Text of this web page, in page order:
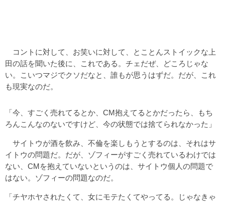
コントに対して、お笑いに対して、とことんストイックな上
田の話を聞いた後に、これである。チェだぜ、どころじゃな
い。こいつマジでクソだなと、誰もが思うはずだ。だが、これ
も現実なのだ。
「今、すごく売れてるとか、CM抱えてるとかだったら、もち
ろんこんなのないですけど、今の状態では捨てられなかった」
サイトウが酒を飲み、不倫を楽しもうとするのは、それはサ
イトウの問題だ。だが、ゾフィーがすごく売れているわけでは
ない、CMを抱えていないというのは、サイトウ個人の問題で
はない。ゾフィーの問題なのだ。
「チヤホヤされたくて、女にモテたくてやってる。じゃなきゃ